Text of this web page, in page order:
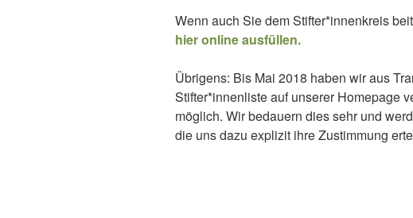
Wenn auch Sie dem Stifter*innenkreis
hier online ausfüllen.
Übrigens: Bis Mai 2018 haben wir aus
Stifter*innenliste auf unserer Homepage
möglich. Wir bedauern dies sehr und
die uns dazu explizit ihre Zustimmung